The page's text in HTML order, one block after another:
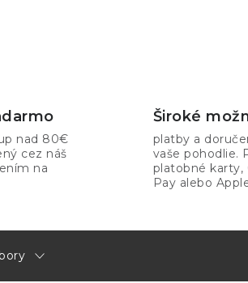
nad 80€
cez náš
na
Široké
platby a
vaše pohodlie.
platobné karty,
Pay alebo